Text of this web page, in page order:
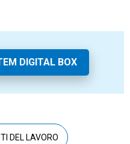
DIGITAL BOX
DEL LAVORO